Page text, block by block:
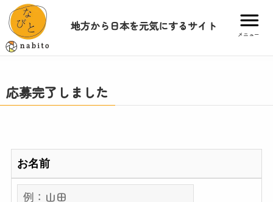
地方から日本を元気にするサイト
メニュー
応募完了しました
お名前